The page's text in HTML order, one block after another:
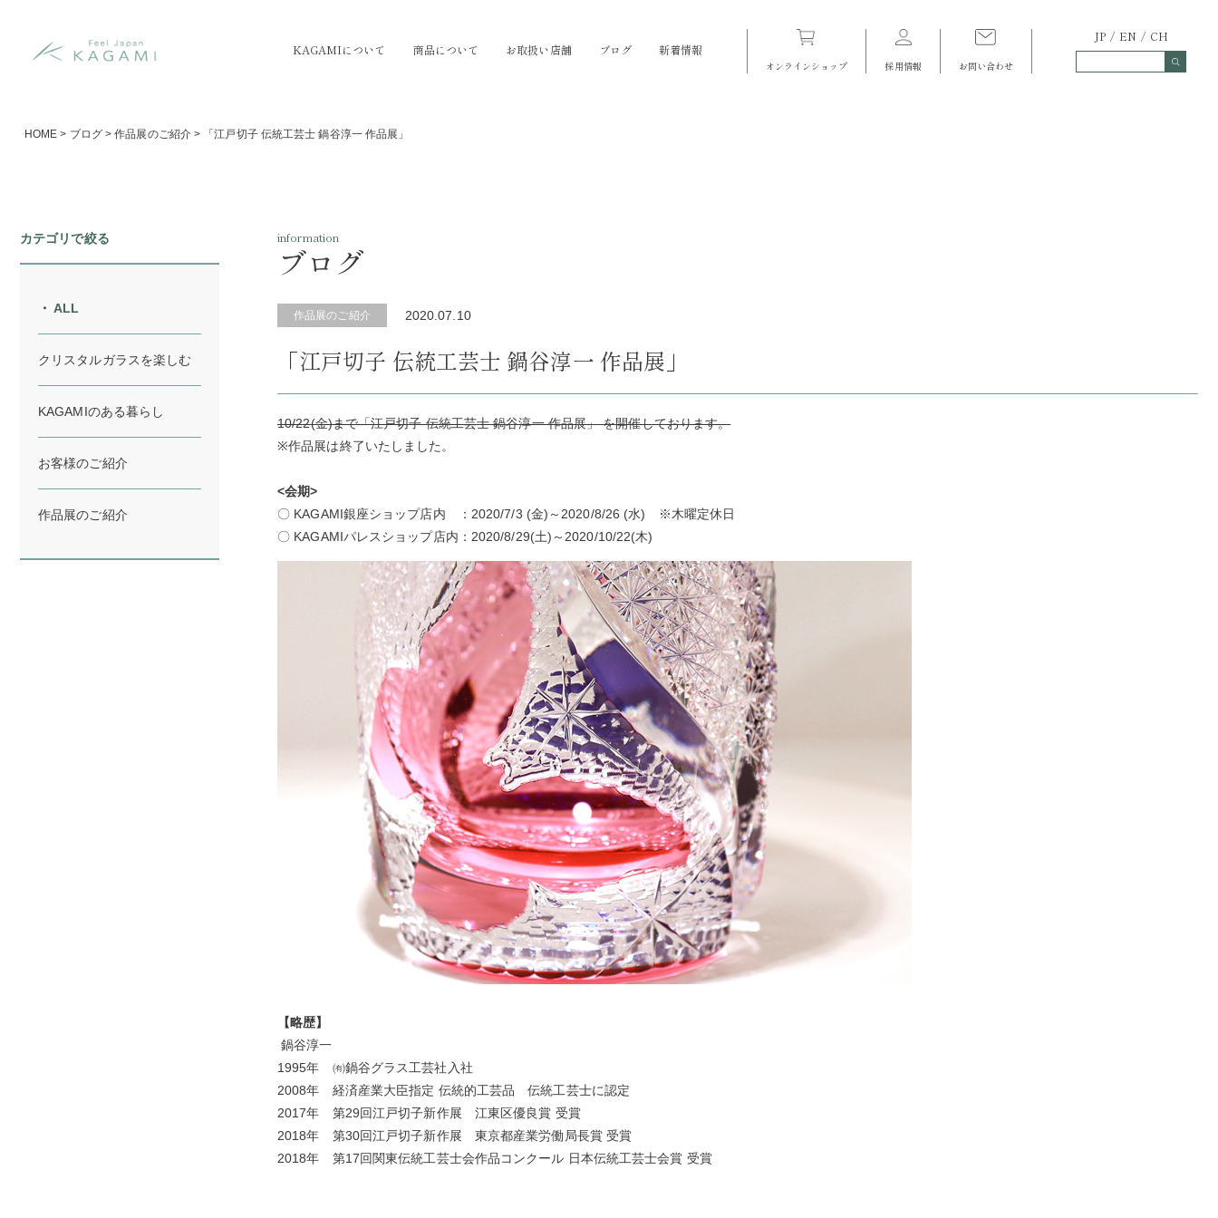
KAGAMIについて 商品について お取扱い店舗 ブログ 新着情報
オンラインショップ 採用情報 お問い合わせ
JP EN CH
HOME > ブログ>作品展のご紹介> 「江戸切子 伝統工芸士 鍋谷淳一 作品展」
カテゴリで絞る
ALL
クリスタルガラスを楽しむ
KAGAMIのある暮らし
お客様のご紹介
作品展のご紹介
information
ブログ
作品展のご紹介 2020.07.10
「江戸切子 伝統工芸士 鍋谷淳一 作品展」
10/22(金)まで「江戸切子 伝統工芸士 鍋谷淳一 作品展」 を開催しております。
※作品展は終了いたしました。
<会期>
〇 KAGAMI銀座ショップ店内 ：2020/7/3 (金)～2020/8/26 (水) ※木曜定休日
〇 KAGAMIパレスショップ店内：2020/8/29(土)～2020/10/22(木)
【略歴】
鍋谷淳一
1995年 ㈲鍋谷グラス工芸社入社
2008年 経済産業大臣指定 伝統的工芸品 伝統工芸士に認定
2017年 第29回江戸切子新作展 江東区優良賞 受賞
2018年 第30回江戸切子新作展 東京都産業労働局長賞 受賞
2018年 第17回関東伝統工芸士会作品コンクール 日本伝統工芸士会賞 受賞